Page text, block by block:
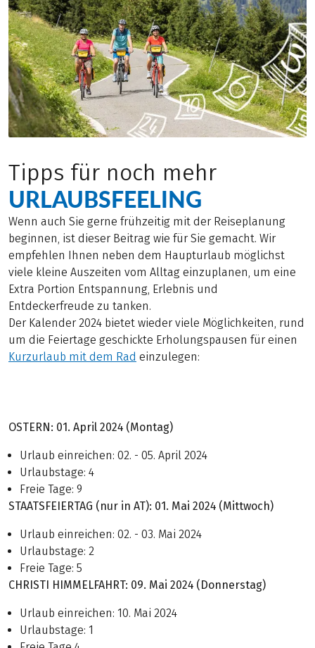
Tipps für noch mehr
URLAUBSFEELING
Wenn auch Sie gerne frühzeitig mit der Reiseplanung
beginnen, ist dieser Beitrag wie für Sie gemacht. Wir
empfehlen Ihnen neben dem Haupturlaub möglichst
viele kleine Auszeiten vom Alltag einzuplanen, um eine
Extra Portion Entspannung, Erlebnis und
Entdeckerfreude zu tanken.
Der Kalender 2024 bietet wieder viele Möglichkeiten, rund
um die Feiertage geschickte Erholungspausen für einen
Kurzurlaub mit dem Rad einzulegen:
OSTERN: 01. April 2024 (Montag)
Urlaub einreichen: 02. - 05. April 2024
Urlaubstage: 4
Freie Tage: 9
STAATSFEIERTAG (nur in AT): 01. Mai 2024 (Mittwoch)
Urlaub einreichen: 02. - 03. Mai 2024
Urlaubstage: 2
Freie Tage: 5
CHRISTI HIMMELFAHRT: 09. Mai 2024 (Donnerstag)
Urlaub einreichen: 10. Mai 2024
Urlaubstage: 1